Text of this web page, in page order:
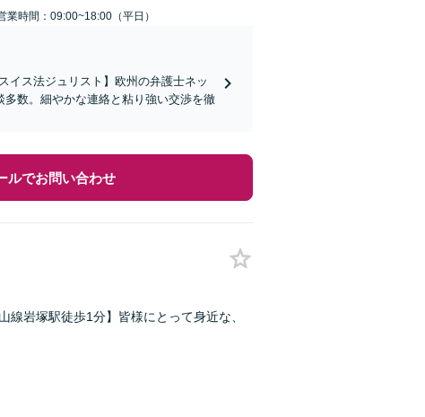
業時間：09:00~18:00（平日）
イス法ジュリスト】欧州の弁護士ネッ
数。細やかな連絡と粘り強い交渉を徹
ルでお問い合わせ
線岩塚駅徒歩1分】皆様にとって身近な、